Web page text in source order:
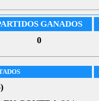
GANADOS
0